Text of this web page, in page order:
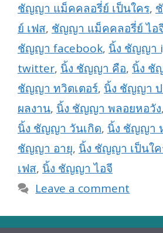
ชัญญา แม็คคลอรี่ย์ เป็นใคร,
ย์ เฟส, ชัญญา แม็คคลอรี่ย์ ไอ
ชัญญา facebook, นิ้ง ชัญญา
twitter, นิ้ง ชัญญา คือ, นิ้ง ชั
ชัญญา ทวิตเตอร์, นิ้ง ชัญญา ป
ผลงาน, นิ้ง ชัญญา พลอยหอวัง,
นิ้ง ชัญญา วันเกิด, นิ้ง ชัญญา
ชัญญา อายุ, นิ้ง ชัญญา เป็นใ
เฟส, นิ้ง ชัญญา ไอจี
Leave a comment